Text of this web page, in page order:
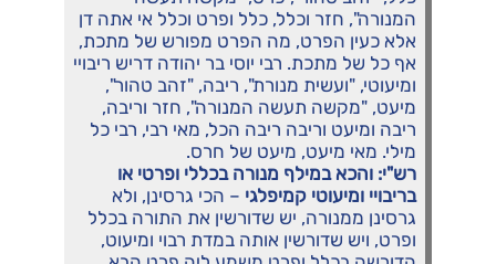
המנורה", חזר וכלל, כלל ופרט וכלל אי אתה דן
אלא כעין הפרט, מה הפרט מפורש של מתכת,
אף כל של מתכת. רבי יוסי בר יהודה דריש ריבויי
ומיעוטי, "ועשית מנורת", ריבה, "זהב טהור",
מיעט, "מקשה תעשה המנורה", חזר וריבה,
ריבה ומיעט וריבה ריבה הכל, מאי רבי, רבי כל
מילי. מאי מיעט, מיעט של חרס.
רש"י: והכא במילף מנורה בכללי ופרטי או
בריבויי ומיעוטי קמיפלגי – הכי גרסינן, ולא
גרסינן ממנורה, יש שדורשין את התורה בכלל
ופרט, ויש שדורשין אותה במדת רבוי ומיעוט,